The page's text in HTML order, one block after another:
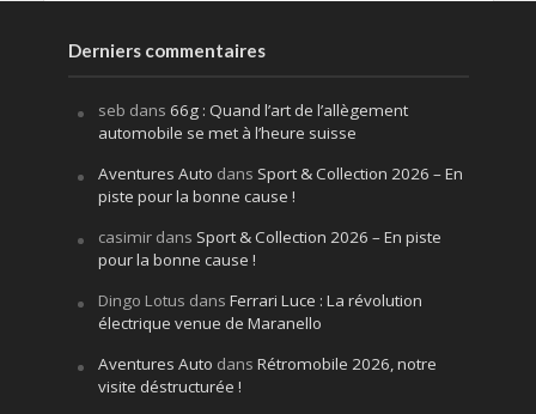
Derniers commentaires
seb dans 66g : Quand l’art de l’allègement
automobile se met à l’heure suisse
Aventures Auto dans Sport & Collection 2026 – En
piste pour la bonne cause !
casimirdans Sport & Collection 2026 – En piste
pour la bonne cause !
Dingo Lotus dans Ferrari Luce : La révolution
électrique venue de Maranello
Aventures Auto dans Rétromobile 2026, notre
visite déstructurée !